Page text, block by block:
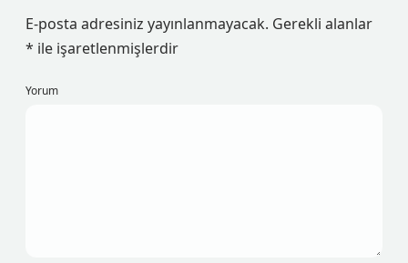
E-posta adresiniz yayınlanmayacak. Gerekli alanlar
* ile işaretlenmişlerdir
Yorum